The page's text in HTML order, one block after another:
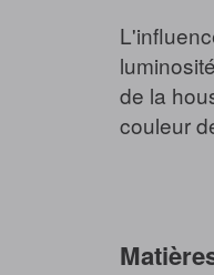
de la
couleur